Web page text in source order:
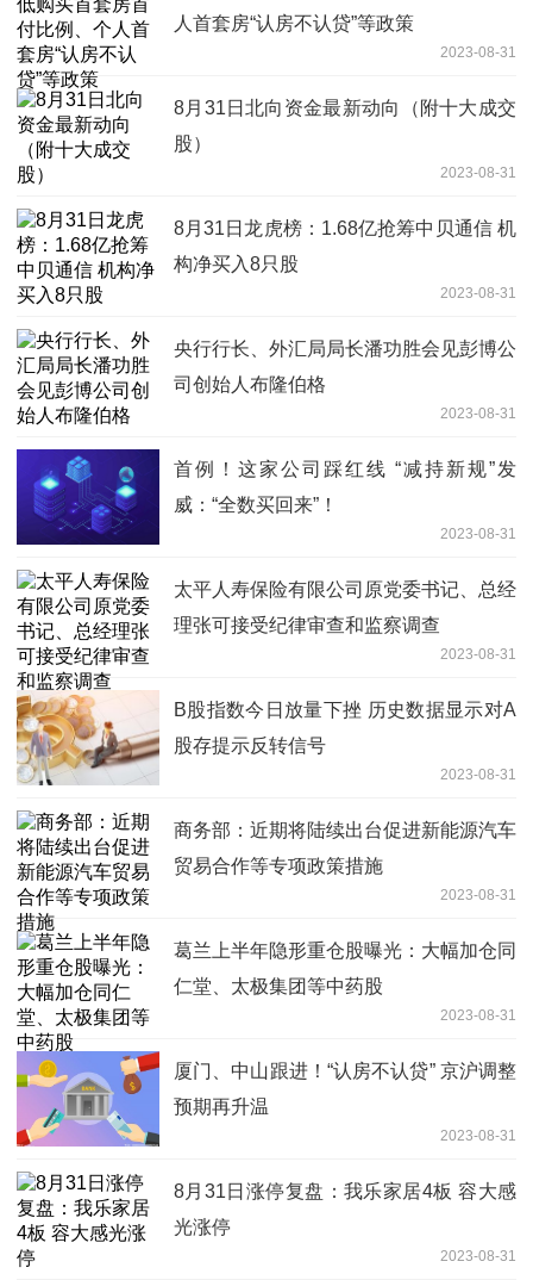
人首套房“认房不认贷”等政策
2023-08-31
8月31日北向资金最新动向（附十大成交
股）
2023-08-31
8月31日龙虎榜：1.68亿抢筹中贝通信 机
构净买入8只股
2023-08-31
央行行长、外汇局局长潘功胜会见彭博公
司创始人布隆伯格
2023-08-31
首例！这家公司踩红线 “减持新规”发
威：“全数买回来”！
2023-08-31
太平人寿保险有限公司原党委书记、总经
理张可接受纪律审查和监察调查
2023-08-31
B股指数今日放量下挫 历史数据显示对A
股存提示反转信号
2023-08-31
商务部：近期将陆续出台促进新能源汽车
贸易合作等专项政策措施
2023-08-31
葛兰上半年隐形重仓股曝光：大幅加仓同
仁堂、太极集团等中药股
2023-08-31
厦门、中山跟进！“认房不认贷” 京沪调整
预期再升温
2023-08-31
8月31日涨停复盘：我乐家居4板 容大感
光涨停
2023-08-31